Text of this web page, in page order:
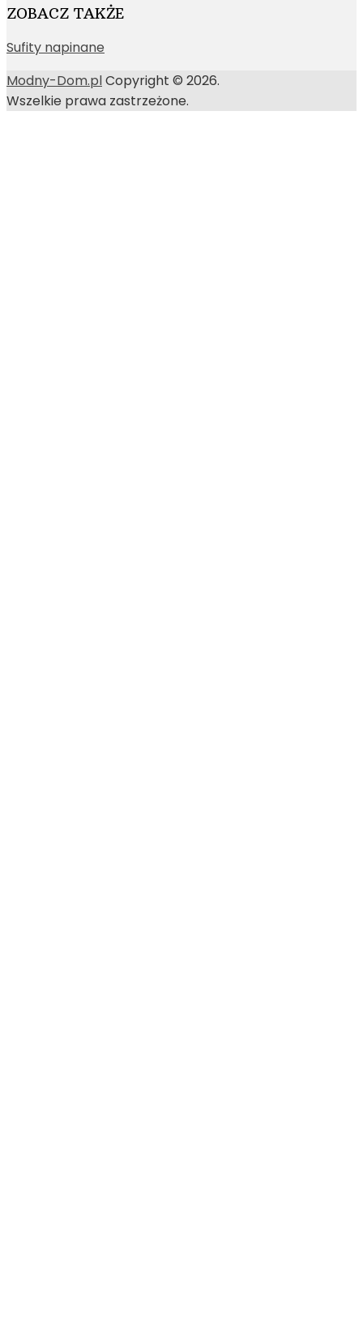
ZOBACZ TAKŻE
Sufity napinane
Modny-Dom.plCopyright © 2026.
Wszelkie prawa zastrzeżone.